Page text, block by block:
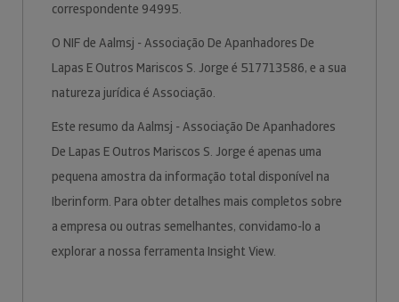
correspondente 94995.
O NIF de Aalmsj - Associação De Apanhadores De
Lapas E Outros Mariscos S. Jorge é 517713586, e a sua
natureza jurídica é Associação.
Este resumo da Aalmsj - Associação De Apanhadores
De Lapas E Outros Mariscos S. Jorge é apenas uma
pequena amostra da informação total disponível na
Iberinform. Para obter detalhes mais completos sobre
a empresa ou outras semelhantes, convidamo-lo a
explorar a nossa ferramenta Insight View.